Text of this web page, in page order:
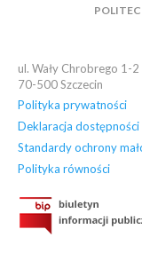
OSIEDLE AKADEMICKIE
ul. Wały Chrobrego 1-2
70-500Szczecin
Polityka prywatności
Deklaracja dostępności
Standardy ochrony
Polityka równości